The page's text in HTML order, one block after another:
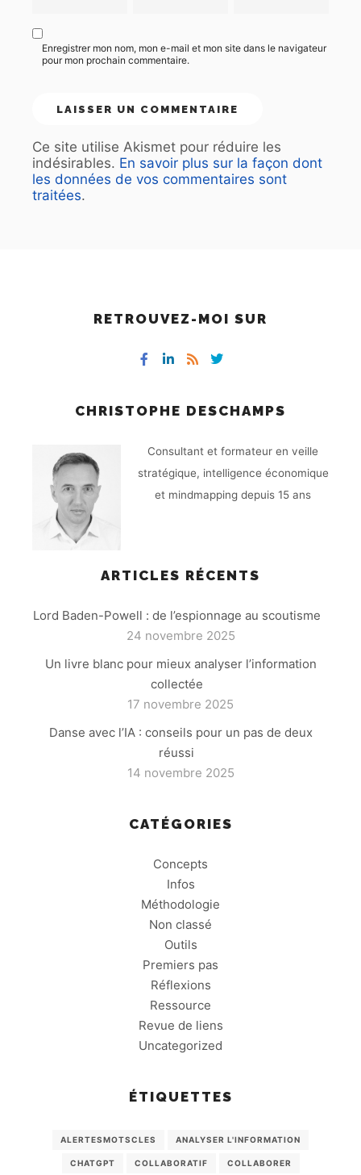
Enregistrer mon nom, mon e-mail et mon site dans le navigateur
pour mon prochain commentaire.
Ce site utilise Akismet pour réduire les
indésirables. En savoir plus sur la façon dont
les données de vos commentaires sont
traitées.
RETROUVEZ-MOI SUR
CHRISTOPHE DESCHAMPS
Consultant et formateur en veille
stratégique, intelligence économique
et mindmapping depuis 15 ans
ARTICLES RÉCENTS
Lord Baden-Powell : de l’espionnage au scoutisme
24 novembre 2025
Un livre blanc pour mieux analyser l’information
collectée
17 novembre 2025
Danse avec l’IA : conseils pour un pas de deux
réussi
14 novembre 2025
CATÉGORIES
Concepts
Infos
Méthodologie
Non classé
Outils
Premiers pas
Réflexions
Ressource
Revue de liens
Uncategorized
ÉTIQUETTES
ALERTESMOTSCLES ANALYSER L'INFORMATION
CHATGPT COLLABORATIF COLLABORER